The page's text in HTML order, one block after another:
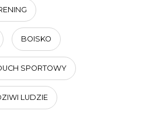
BOISKO
SPORTOWY
LUDZIE